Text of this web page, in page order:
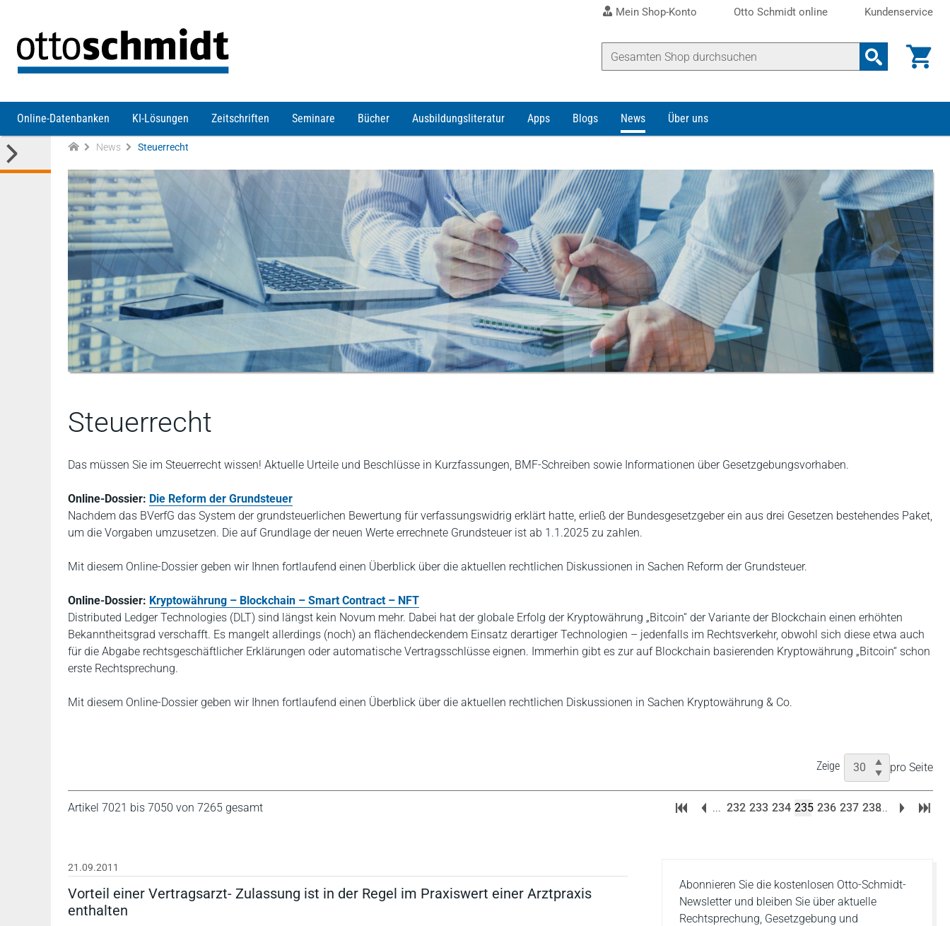
Mein Shop-Konto Otto Schmidt online Kundenservice
Online-Datenbanken KI-Lösungen Zeitschriften Seminare Bücher Ausbildungsliteratur Apps Blogs News Über uns
News Steuerrecht
Steuerrecht
Das müssen Sie im Steuerrecht wissen! Aktuelle Urteile und Beschlüsse in Kurzfassungen, BMF-Schreiben sowie Informationen über Gesetzgebungsvorhaben.
Online-Dossier: Die Reform der Grundsteuer
Nachdem das BVerfG das System der grundsteuerlichen Bewertung für verfassungswidrig erklärt hatte, erließ der Bundesgesetzgeber ein aus drei Gesetzen bestehendes Paket,
um die Vorgaben umzusetzen. Die auf Grundlage der neuen Werte errechnete Grundsteuer ist ab 1.1.2025 zu zahlen.
Mit diesem Online-Dossier geben wir Ihnen fortlaufend einen Überblick über die aktuellen rechtlichen Diskussionen in Sachen Reform der Grundsteuer.
Online-Dossier: Kryptowährung – Blockchain – Smart Contract – NFT
Distributed Ledger Technologies (DLT) sind längst kein Novum mehr. Dabei hat der globale Erfolg der Kryptowährung „Bitcoin“ der Variante der Blockchain einen erhöhten
Bekanntheitsgrad verschafft. Es mangelt allerdings (noch) an flächendeckendem Einsatz derartiger Technologien – jedenfalls im Rechtsverkehr, obwohl sich diese etwa auch
für die Abgabe rechtsgeschäftlicher Erklärungen oder automatische Vertragsschlüsse eignen. Immerhin gibt es zur auf Blockchain basierenden Kryptowährung „Bitcoin“ schon
erste Rechtsprechung.
Mit diesem Online-Dossier geben wir Ihnen fortlaufend einen Überblick über die aktuellen rechtlichen Diskussionen in Sachen Kryptowährung & Co.
Zeige pro Seite
Artikel 7021 bis 7050 von 7265 gesamt ... 232 233 234 235 236 237 238...
21.09.2011
Vorteil einer Vertragsarzt- Zulassung ist in der Regel im Praxiswert einer Arztpraxis
enthalten
Abonnieren Sie die kostenlosen Otto-Schmidt-
Newsletter und bleiben Sie über aktuelle
Rechtsprechung, Gesetzgebung und